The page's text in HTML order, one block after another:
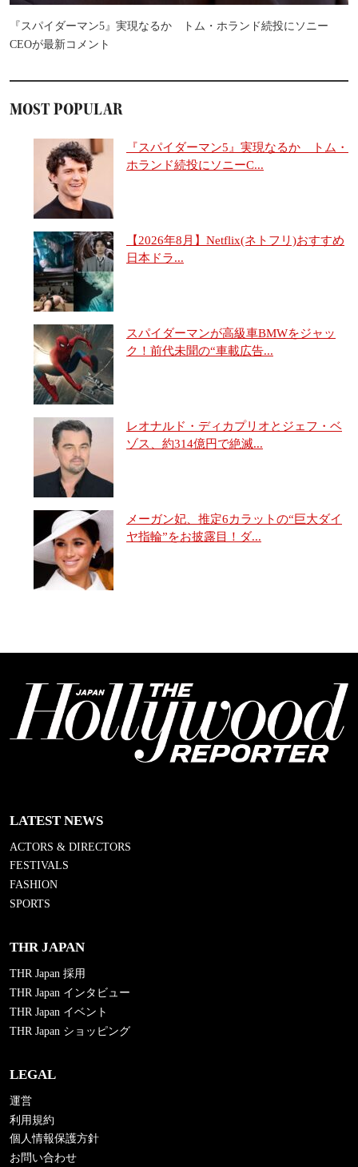
『スパイダーマン5』実現なるか トム・ホランド続投にソニー
CEOが最新コメント
MOST POPULAR
『スパイダーマン5』実現なるか トム・
ホランド続投にソニーC...
【2026年8月】Netflix(ネトフリ)おすすめ
日本ドラ...
スパイダーマンが高級車BMWをジャッ
ク！前代未聞の“車載広告...
レオナルド・ディカプリオとジェフ・ベ
ゾス、約314億円で絶滅...
メーガン妃、推定6カラットの“巨大ダイ
ヤ指輪”をお披露目！ダ...
LATEST NEWS
ACTORS & DIRECTORS
FESTIVALS
FASHION
SPORTS
THR JAPAN
THR Japan 採用
THR Japan インタビュー
THR Japan イベント
THR Japan ショッピング
LEGAL
運営
利用規約
個人情報保護方針
お問い合わせ